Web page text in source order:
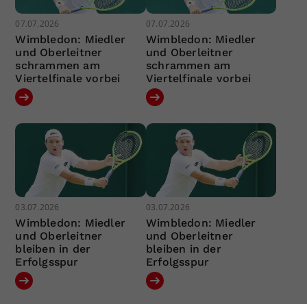
07.07.2026
Wimbledon: Miedler
und Oberleitner
schrammen am
Viertelfinale vorbei
07.07.2026
Wimbledon: Miedler
und Oberleitner
schrammen am
Viertelfinale vorbei
03.07.2026
Wimbledon: Miedler
und Oberleitner
bleiben in der
Erfolgsspur
03.07.2026
Wimbledon: Miedler
und Oberleitner
bleiben in der
Erfolgsspur